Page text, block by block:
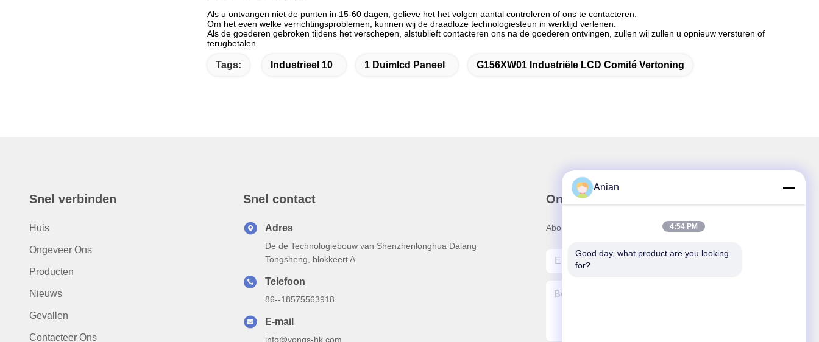
Als u ontvangen niet de punten in 15-60 dagen, gelieve het het volgen aantal controleren of ons te contacteren.
Om het even welke verrichtingsproblemen, kunnen wij de draadloze technologiesteun in werktijd verlenen.
Als de goederen gebroken tijdens het verschepen, alstublieft contacteren ons na de goederen ontvingen, zullen wij zullen u opnieuw versturen of
terugbetalen.
Tags: Industrieel 10 1 Duimlcd Paneel G156XW01 Industriële LCD Comité Vertoning
Snel verbinden
Huis
Ongeveer Ons
Producten
Nieuws
Gevallen
Contacteer Ons
Snel contact
Adres
De de Technologiebouw van Shenzhenlonghua Dalang
Tongsheng, blokkeert A
Telefoon
86--18575563918
E-mail
info@yongs-hk.com
Onze Nieuwsbrief
Abonneer u op onze nieuwsbrief voor kortingen en meer.
Anian
4:54 PM
Good day, what product are you looking
for?